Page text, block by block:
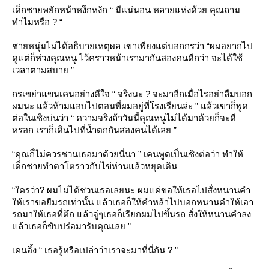
เด็กชายพยักหน้าหงึกหงัก “ มีแน่นอน หลายแห่งด้วย คุณถาม
ทำไมหรือ ? “
ชายหนุ่มไม่ได้อธิบายเหตุผล เขาเพียงแต่บอกกรว่า “ผมอยากไป
ดูแต่ก็ห่วงคุณหนู ไว้คราวหน้าเรามากันสองคนดีกว่า จะได้ใช้
เวลาตามสบาย ”
กรเขย่าแขนเคนอย่างดีใจ “ จริงนะ ? จะมาอีกเมื่อไรอย่าลืมบอก
ผมนะ แล้วห้ามแอบไปตอนที่ผมอยู่ที่โรงเรียนล่ะ ” แล้วเขาก็พูด
ต่อในเชิงบ่นว่า “ ความจริงถ้าวันนี้คุณหนูไม่ได้มาด้วยก็จะดี
หรอก เราก็เดินไปที่น้ำตกกันสองคนได้เลย ”
“คุณก็ไม่ควรชวนเธอมาด้วยนี่นา ” เคนพูดเป็นเชิงต่อว่า ทำให้
เด็กชายทำตาโตราวกับไข่ห่านแล้วหยุดเดิน
“ใครว่า? ผมไม่ได้ชวนเธอเลยนะ ผมแค่ขอให้เธอไปสั่งหนานคำ
ห้เราขอยืมรถเท่านั้น แล้วเธอก็ให้คำหล้าไปบอกหนานคำให้เอา
รถมาให้เธอที่ตึก แล้วจู่ๆเธอก็เรียกผมไปขึ้นรถ สั่งให้หนานคำลง
ล้วเธอก็ขับปร๋อมารับคุณเลย ”
เคนอึ้ง “ เธอรู้หรือเปล่าว่าเราจะมาที่นี่กัน ? ”